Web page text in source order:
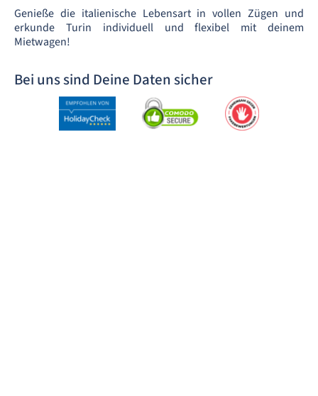
Genieße die italienische Lebensart in vollen Zügen und
erkunde Turin individuell und flexibel mit deinem
Mietwagen!
Bei uns sind Deine Daten sicher